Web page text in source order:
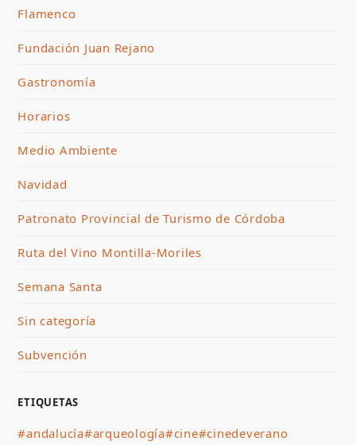
Flamenco
Fundación Juan Rejano
Gastronomía
Horarios
Medio Ambiente
Navidad
Patronato Provincial de Turismo de Córdoba
Ruta del Vino Montilla-Moriles
Semana Santa
Sin categoría
Subvención
ETIQUETAS
#andalucía#arqueología#cine#cinedeverano